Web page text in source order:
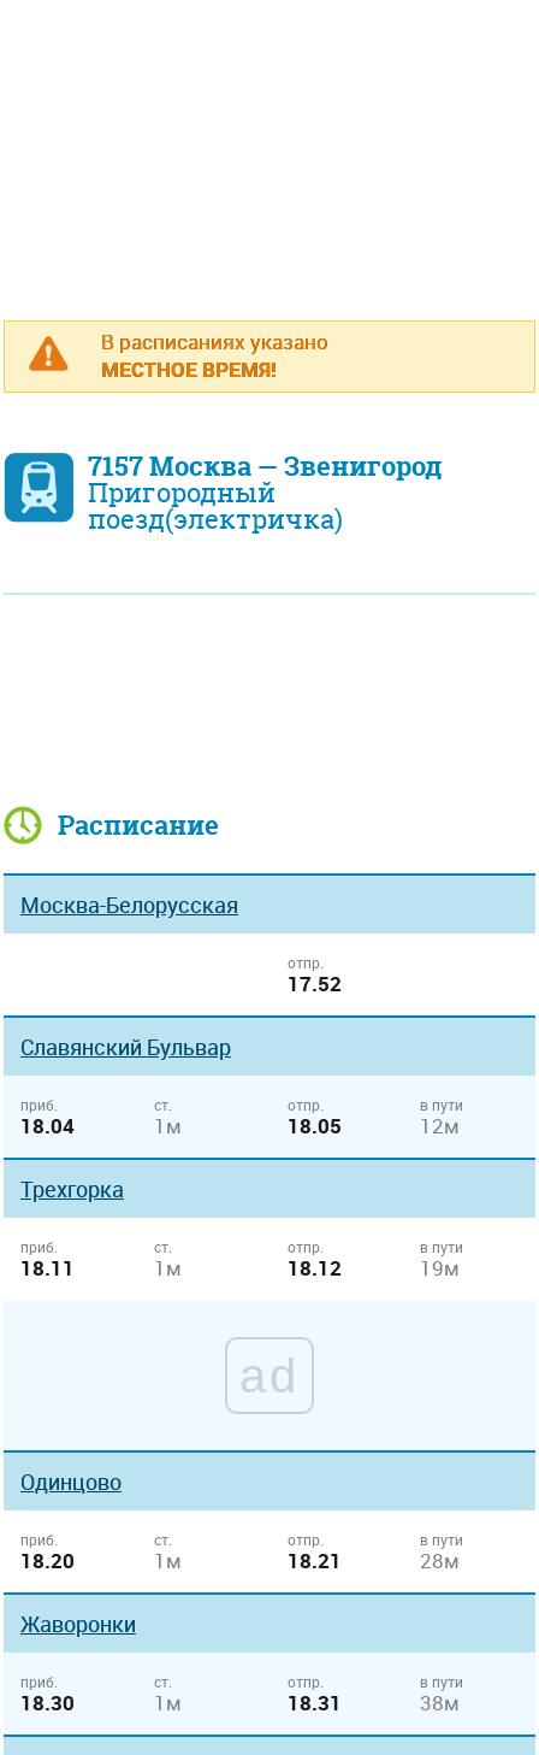
В расписаниях указано
МЕСТНОЕ ВРЕМЯ!
7157 Москва — Звенигород
Пригородный
поезд(электричка)
Расписание
Москва-Белорусская
отпр.
17.52
Славянский Бульвар
приб.
18.04
ст.
1м
отпр.
18.05
в пути
12м
Трехгорка
приб.
18.11
ст.
1м
отпр.
18.12
в пути
19м
ad
Одинцово
приб.
18.20
ст.
1м
отпр.
18.21
в пути
28м
Жаворонки
приб.
18.30
ст.
1м
отпр.
18.31
в пути
38м